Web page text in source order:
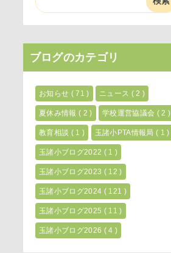
ブログのカテゴリ
お知らせ ( 71 ) ニュース ( 2 )
夏休み情報 ( 2 ) 学校運営協議会 ( 2 )
教育相談 ( 1 ) 玉諸小PTA情報局( 1 )
玉諸小ブログ2022 ( 1 )
玉諸小ブログ2023 ( 12 )
玉諸小ブログ2024 ( 121 )
玉諸小ブログ2025 ( 11 )
玉諸小ブログ2026 ( 4 )